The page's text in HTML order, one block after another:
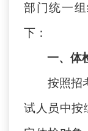
部门统一
下：
一、体
按照招
试人员中按